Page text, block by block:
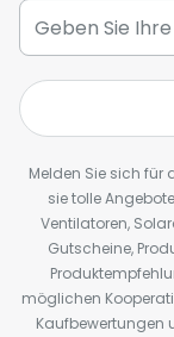
Melden Sie sich für
sie tolle
Ventilatoren,
Gutscheine,
möglichen
Kaufbewertungen